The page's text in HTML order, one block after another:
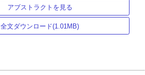
アブストラクトを見る
全文ダウンロード(1.01MB)